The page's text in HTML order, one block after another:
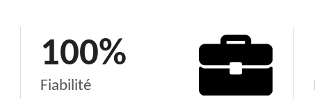
100%
Fiabilité